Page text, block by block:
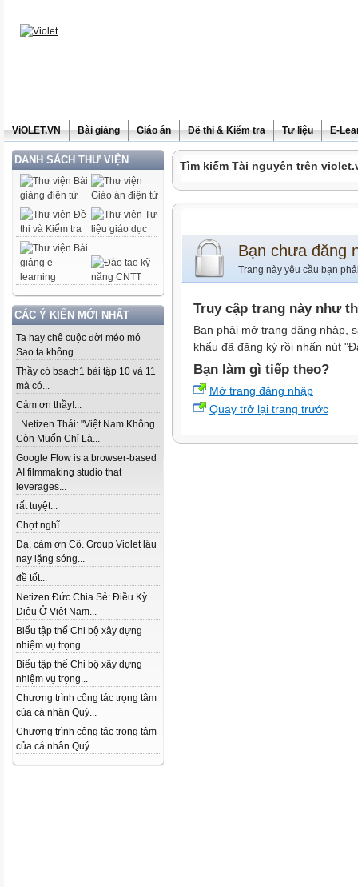
ViOLET.VN Bài giảng Giáo án Đề thi & Kiểm tra Tư liệu E-
DANH SÁCH THƯ VIỆN
CÁC Ý KIẾN MỚI NHẤT
Ta hay chê cuộc đời méo mó
Sao ta không...
Thầy có bsach1 bài tập 10 và 11
mà có...
Cảm ơn thầy!...
Netizen Thái: "Việt Nam Không
Còn Muốn Chỉ Là...
Google Flow is a browser-based
AI filmmaking studio that
leverages...
rất tuyệt...
Chợt nghĩ......
Dạ, cảm ơn Cô. Group Violet lâu
nay lặng sóng...
đề tốt...
Netizen Đức Chia Sẻ: Điều Kỳ
Diệu Ở Việt Nam...
Biểu tập thể Chi bộ xây dựng
nhiệm vụ trọng...
Biểu tập thể Chi bộ xây dựng
nhiệm vụ trọng...
Chương trình công tác trọng tâm
của cá nhân Quý...
Chương trình công tác trọng tâm
của cá nhân Quý...
Tìm kiếm Tài nguyên trên
Bạn chưa đăng
Trang này yêu cầu bạn
Truy cập trang này như
Bạn phải mở trang đăng nhập,
khẩu đã đăng ký rồi nhấn nút
Bạn làm gì tiếp theo?
Mở trang đăng nhập
Quay trở lại trang trước